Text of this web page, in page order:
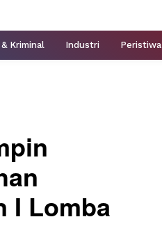
Kriminal Industri Peristiwa
I Lomba